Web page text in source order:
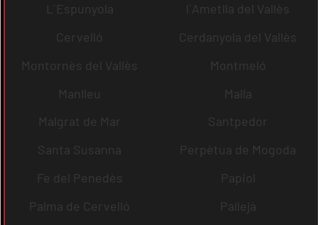
L´Espunyola
l´Ametlla del Vallès
Cervelló
Cerdanyola del Vallès
Montornès del Vallès
Montmeló
Manlleu
Malla
Malgrat de Mar
Santpedor
Santa Susanna
Perpètua de Mogoda
Fe del Penedès
Papiol
Palma de Cervelló
Pallejà